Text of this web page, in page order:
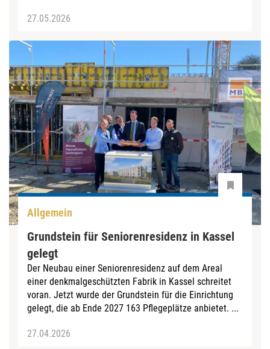
27.05.2026
Allgemein
Grundstein für Seniorenresidenz in Kassel
gelegt
Der Neubau einer Seniorenresidenz auf dem Areal
einer denkmalgeschützten Fabrik in Kassel schreitet
voran. Jetzt wurde der Grundstein für die Einrichtung
gelegt, die ab Ende 2027 163 Pflegeplätze anbietet. ...
27.04.2026